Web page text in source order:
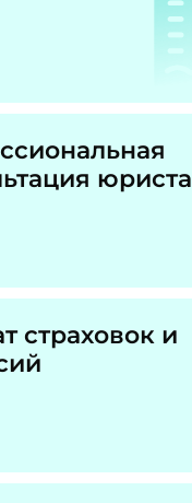
юриста
страховок и